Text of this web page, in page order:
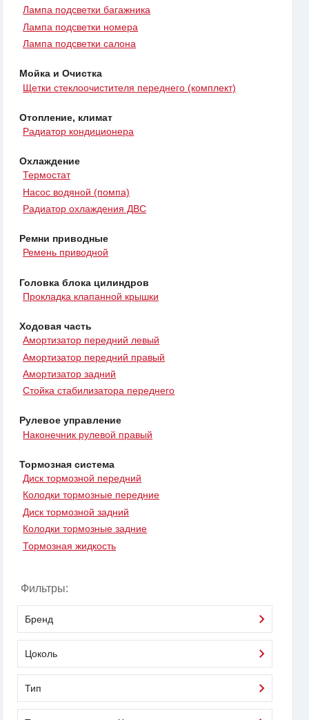
Лампа подсветки багажника
Лампа подсветки номера
Лампа подсветки салона
Мойка и Очистка
Щетки стеклоочистителя переднего (комплект)
Отопление, климат
Радиатор кондиционера
Охлаждение
Термостат
Насос водяной (помпа)
Радиатор охлаждения ДВС
Ремни приводные
Ремень приводной
Головка блока цилиндров
Прокладка клапанной крышки
Ходовая часть
Амортизатор передний левый
Амортизатор передний правый
Амортизатор задний
Стойка стабилизатора переднего
Рулевое управление
Наконечник рулевой правый
Тормозная система
Диск тормозной передний
Колодки тормозные передние
Диск тормозной задний
Колодки тормозные задние
Тормозная жидкость
Фильтры:
Бренд
Цоколь
Тип